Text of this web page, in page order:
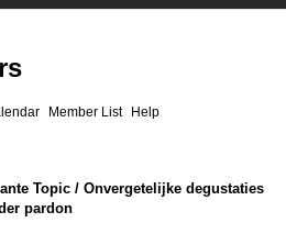
Member List Help
Topic /Onvergetelijke degustaties
pardon